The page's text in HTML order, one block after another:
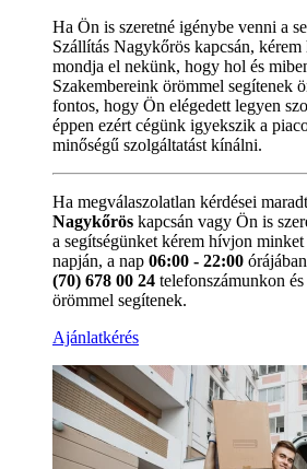
Ha Ön is szeretné igénybe venni a
Szállítás Nagykőrös kapcsán,
mondja el nekünk, hogy hol és
Szakembereink örömmel segítenek
fontos, hogy Ön elégedett legyen
éppen ezért cégünk igyekszik a
minőségű szolgáltatást kínálni.
Ha megválaszolatlan kérdései
Nagykőrös kapcsán vagy Ön is
a segítségünket kérem hívjon
napján, a nap 06:00 - 22:00
(70) 678 00 24 telefonszámunkon
örömmel segítenek.
Ajánlatkérés